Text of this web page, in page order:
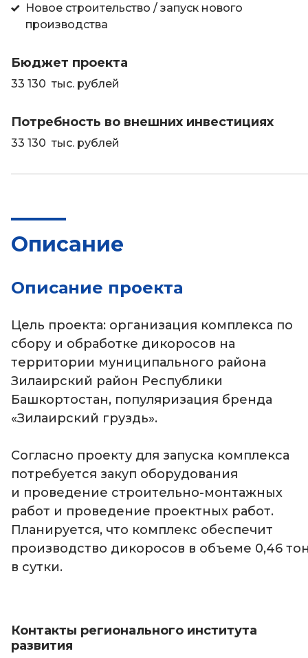
Новое строительство / запуск нового
производства
Бюджет проекта
33 130 тыс. рублей
Потребность во внешних инвестициях
33 130 тыс. рублей
Описание
Описание проекта
Цель проекта: организация комплекса по
сбору и обработке дикоросов на
территории муниципального района
Зилаирский район Республики
Башкортостан, популяризация бренда
«Зилаирский груздь».
Согласно проекту для запуска комплекса
потребуется закуп оборудования
и проведение строительно-монтажных
работ и проведение проектных работ.
Планируется, что комплекс обеспечит
производство дикоросов в объеме 0,46
в сутки.
Контакты регионального института
развития